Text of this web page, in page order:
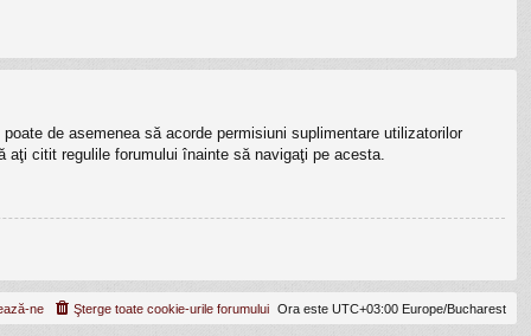
de asemenea să acorde permisiuni suplimentare utilizatorilor
citit regulile forumului înainte să navigaţi pe acesta.
Ora este UTC+03:00 Europe/Bucharest
Şterge toate cookie-urile forumului
ne